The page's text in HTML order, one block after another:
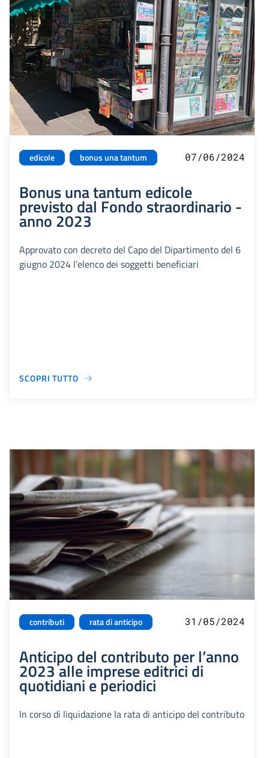
edicole bonus una tantum 07/06/2024
Bonus una tantum edicole
previsto dal Fondo straordinario -
anno 2023
Approvato con decreto del Capo del Dipartimento del 6
giugno 2024 l’elenco dei soggetti beneficiari
SCOPRI TUTTO
contributi rata di anticipo 31/05/2024
Anticipo del contributo per l’anno
2023 alle imprese editrici di
quotidiani e periodici
In corso di liquidazione la rata di anticipo del contributo